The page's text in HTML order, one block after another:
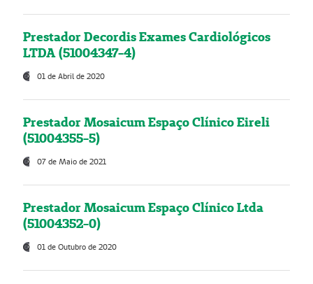
Prestador Decordis Exames Cardiológicos
LTDA (51004347-4)
01 de Abril de 2020
Prestador Mosaicum Espaço Clínico Eireli
(51004355-5)
07 de Maio de 2021
Prestador Mosaicum Espaço Clínico Ltda
(51004352-0)
01 de Outubro de 2020